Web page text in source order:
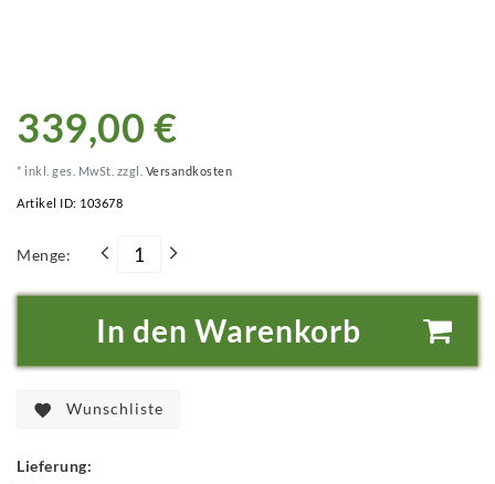
339,00 €
* inkl. ges. MwSt. zzgl. Versandkosten
Artikel ID: 103678
Menge:
In den Warenkorb
Wunschliste
Lieferung: